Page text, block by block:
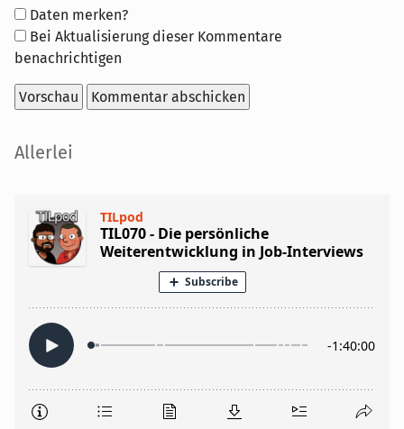
Formular-
Optionen
Daten merken?
Bei Aktualisierung dieser Kommentare
benachrichtigen
Seitenleiste
Allerlei